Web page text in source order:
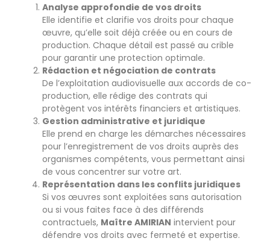
Analyse approfondie de vos droits
Elle identifie et clarifie vos droits pour chaque
œuvre, qu’elle soit déjà créée ou en cours de
production. Chaque détail est passé au crible
pour garantir une protection optimale.
Rédaction et négociation de contrats
De l’exploitation audiovisuelle aux accords de co-
production, elle rédige des contrats qui
protègent vos intérêts financiers et artistiques.
Gestion administrative et juridique
Elle prend en charge les démarches nécessaires
pour l’enregistrement de vos droits auprès des
organismes compétents, vous permettant ainsi
de vous concentrer sur votre art.
Représentation dans les conflits juridiques
Si vos œuvres sont exploitées sans autorisation
ou si vous faites face à des différends
contractuels, Maître AMIRIAN intervient pour
défendre vos droits avec fermeté et expertise.